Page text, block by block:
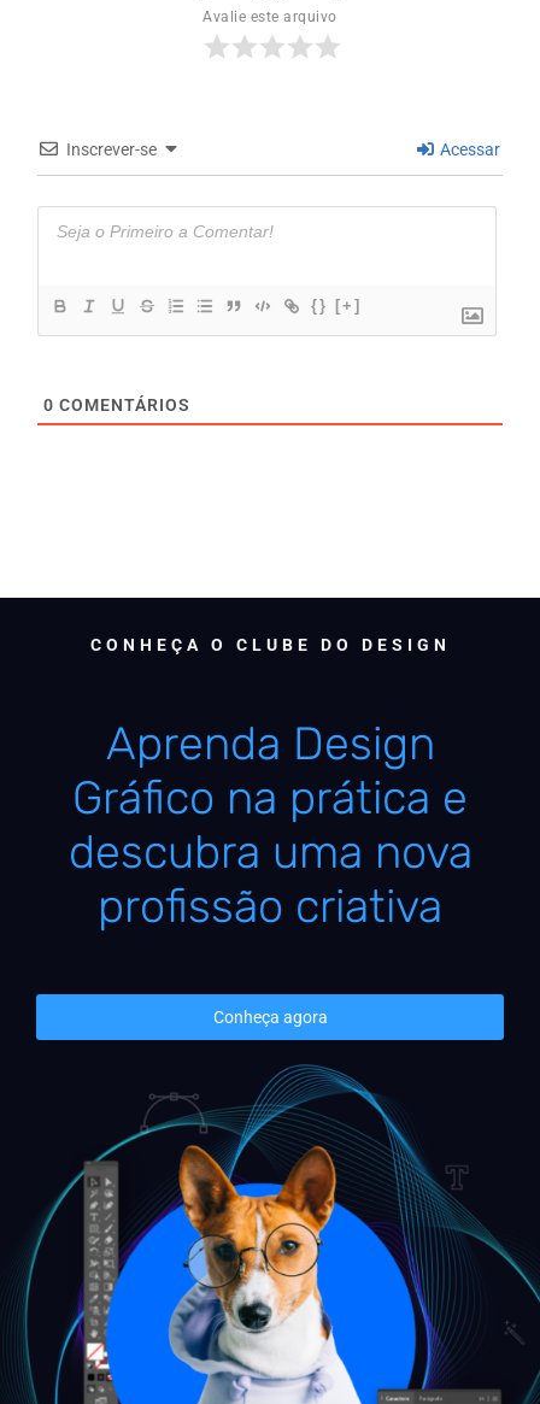
Avalie este arquivo
Inscrever-se Acessar
{} [+]
0 COMENTÁRIOS
CONHEÇA O CLUBE DO DESIGN
Aprenda Design
Gráfico na prática e
descubra uma nova
profissão criativa
Conheça agora